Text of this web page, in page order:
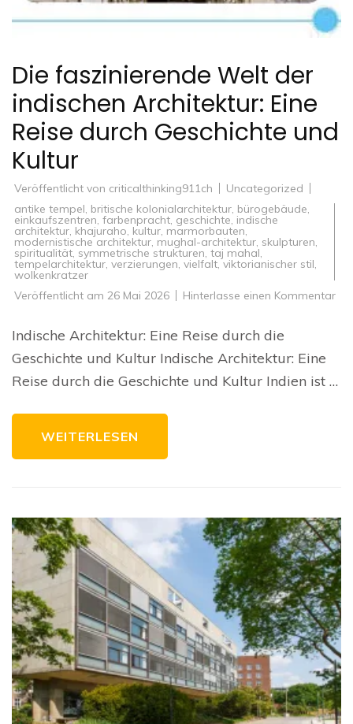
Die faszinierende Welt der
indischen Architektur: Eine
Reise durch Geschichte und
Kultur
Veröffentlicht von criticalthinking911ch
Uncategorized
antike tempel, britische kolonialarchitektur, bürogebäude,
einkaufszentren, farbenpracht, geschichte, indische
architektur, khajuraho, kultur, marmorbauten,
modernistische architektur, mughal-architektur, skulpturen,
spiritualität, symmetrische strukturen, taj mahal,
tempelarchitektur, verzierungen, vielfalt,viktorianischer stil,
wolkenkratzer
Veröffentlicht am 26 Mai 2026 Hinterlasse einen Kommentarzu
Indische Architektur: Eine Reise durch die
Geschichte und Kultur Indische Architektur: Eine
Reise durch die Geschichte und Kultur Indien ist …
WEITERLESEN